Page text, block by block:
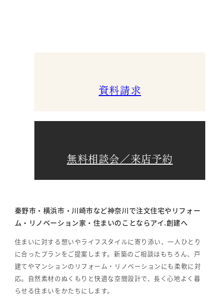
資料請求
無料相談会／来店予約
秦野市・横浜市・川崎市など神奈川で注文住宅やリフォー
ム・リノベーション家・住まいのことならアイ.創建へ
住まいに対する想いやライフスタイルに寄り添い、一人ひとり
に合ったプランをご提案します。新築のご相談はもちろん、戸
建てやマンションのリフォーム・リノベーションにも柔軟に対
応。自然素材のぬくもりと快適な空間設計で、長く心地よく暮
らせる住まいをかたちにします。